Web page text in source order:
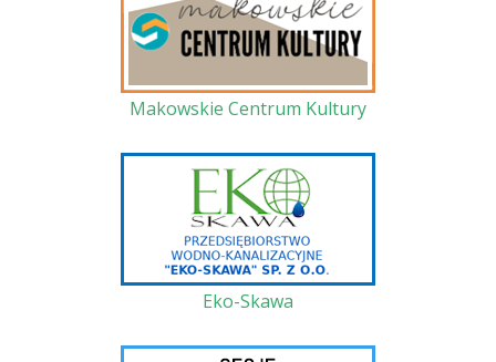
Makowskie Centrum Kultury
Eko-Skawa